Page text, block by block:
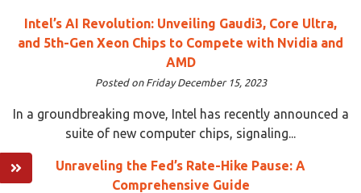
Intel’s AI Revolution: Unveiling Gaudi3, Core Ultra,
and 5th-Gen Xeon Chips to Compete with Nvidia and
AMD
Posted on Friday December 15, 2023
In a groundbreaking move, Intel has recently announced a
suite of new computer chips, signaling...
Unraveling the Fed’s Rate-Hike Pause: A
Comprehensive Guide